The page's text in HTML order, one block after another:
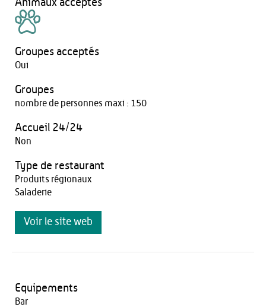
Animaux acceptés
Groupes acceptés
Oui
Groupes
nombre de personnes maxi : 150
Accueil 24/24
Non
Type de restaurant
Produits régionaux
Saladerie
Voir le site web
Equipements
Bar